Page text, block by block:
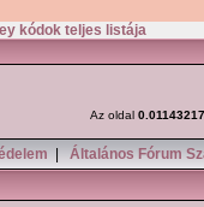
kódok teljes listája
Az oldal
Általános Fórum